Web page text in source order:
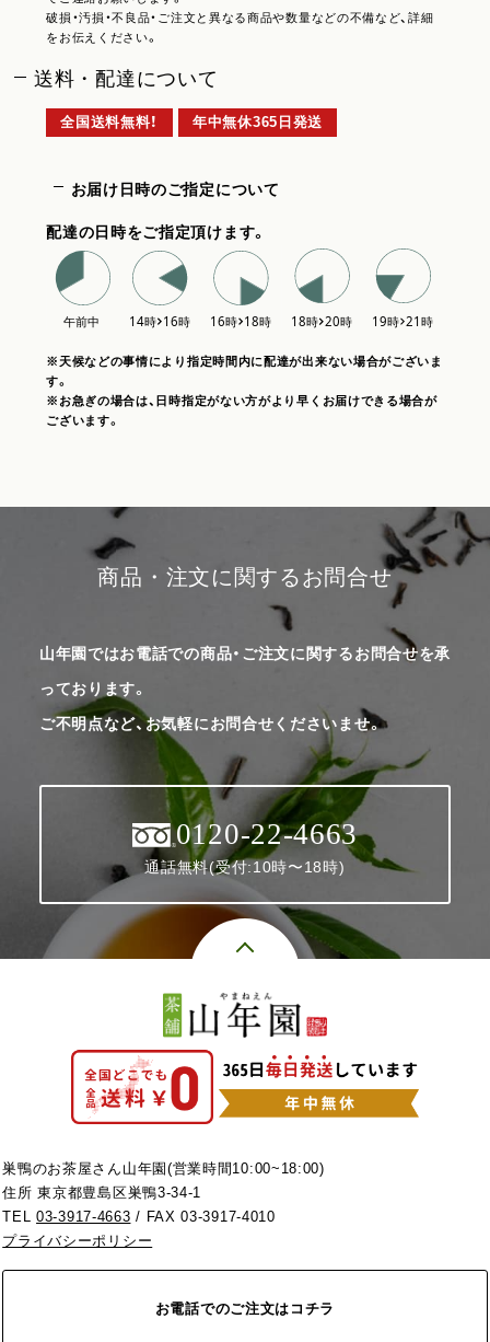
破損・汚損・不良品・ご注文と異なる商品や数量などの不備など、詳細
をお伝えください。
送料・配達について
全国送料無料！ 年中無休365日発送
お届け日時のご指定について
配達の日時をご指定頂けます。
※天候などの事情により指定時間内に配達が出来ない場合がございま
す。
※お急ぎの場合は、日時指定がない方がより早くお届けできる場合が
ございます。
商品・注文に関するお問合せ
山年園ではお電話での商品・ご注文に関するお問合せを承
っております。
ご不明点など、お気軽にお問合せくださいませ。
0120-22-4663
通話無料(受付:10時〜18時)
巣鴨のお茶屋さん山年園(営業時間10:00~18:00)
住所 東京都豊島区巣鴨3-34-1
TEL03-3917-4663 / FAX 03-3917-4010
プライバシーポリシー
お電話でのご注文はコチラ